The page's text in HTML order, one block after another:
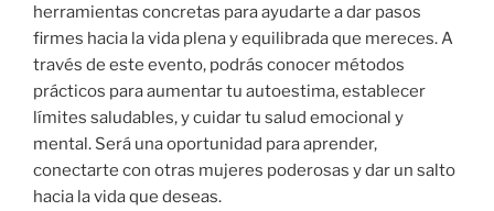
herramientas concretas para ayudarte a dar pasos
firmes hacia la vida plena y equilibrada que mereces. A
través de este evento, podrás conocer métodos
prácticos para aumentar tu autoestima, establecer
límites saludables, y cuidar tu salud emocional y
mental. Será una oportunidad para aprender,
conectarte con otras mujeres poderosas y dar un salto
hacia la vida que deseas.